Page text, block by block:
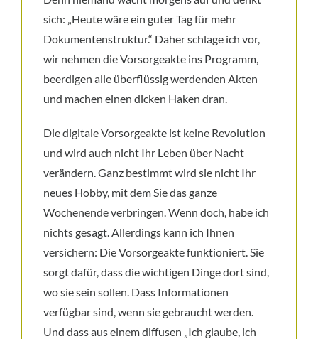
sich: „Heute wäre ein guter Tag für mehr
Dokumentenstruktur.“ Daher schlage ich vor,
wir nehmen die Vorsorgeakte ins Programm,
beerdigen alle überflüssig werdenden Akten
und machen einen dicken Haken dran.
Die digitale Vorsorgeakte ist keine Revolution
und wird auch nicht Ihr Leben über Nacht
verändern. Ganz bestimmt wird sie nicht Ihr
neues Hobby, mit dem Sie das ganze
Wochenende verbringen. Wenn doch, habe ich
nichts gesagt. Allerdings kann ich Ihnen
versichern: Die Vorsorgeakte funktioniert. Sie
sorgt dafür, dass die wichtigen Dinge dort sind,
wo sie sein sollen. Dass Informationen
verfügbar sind, wenn sie gebraucht werden.
Und dass aus einem diffusen „Ich glaube, ich